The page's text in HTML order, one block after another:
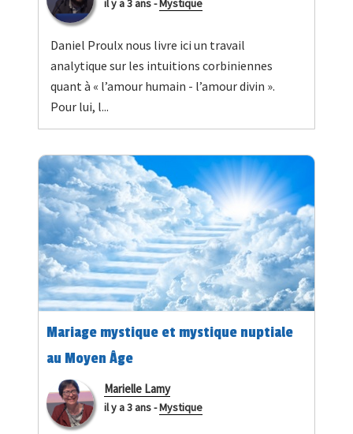
il y a 3 ans-Mystique
Daniel Proulx nous livre ici un travail
analytique sur les intuitions corbiniennes
quant à « l’amour humain - l’amour divin ».
Pour lui, l...
Mariage mystique et mystique nuptiale
au Moyen Âge
Marielle Lamy
il y a 3 ans-Mystique